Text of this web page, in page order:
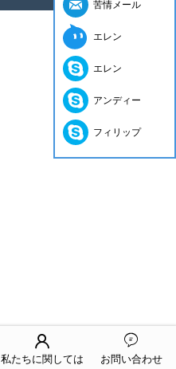
私たちに関しては お問い合わせ
苦情メール
エレン
エレン
アンディー
フィリップ